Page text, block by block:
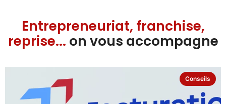
Entrepreneuriat, franchise,
reprise... on vous accompagne
Conseils